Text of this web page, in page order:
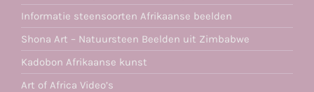
Informatie steensoorten Afrikaanse beelden
Shona Art – Natuursteen Beelden uit Zimbabwe
Kadobon Afrikaanse kunst
Art of Africa Video’s